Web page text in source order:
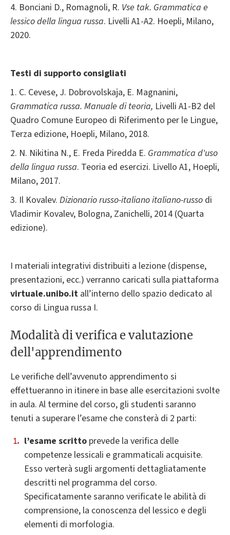
4. Bonciani D., Romagnoli, R. Vse tak. Grammatica e
lessico della lingua russa. Livelli A1-A2. Hoepli, Milano,
2020.
Testi di supporto consigliati
1. C. Cevese, J. Dobrovolskaja, E. Magnanini,
Grammatica russa. Manuale di teoria, Livelli A1-B2 del
Quadro Comune Europeo di Riferimento per le Lingue,
Terza edizione, Hoepli, Milano, 2018.
2. N. Nikitina N., E. Freda Piredda E. Grammatica d'uso
della lingua russa. Teoria ed esercizi. Livello A1, Hoepli,
Milano, 2017.
3. Il Kovalev. Dizionario russo-italiano italiano-russo di
Vladimir Kovalev, Bologna, Zanichelli, 2014 (Quarta
edizione).
I materiali integrativi distribuiti a lezione (dispense,
presentazioni, ecc.) verranno caricati sulla piattaforma
virtuale.unibo.it all’interno dello spazio dedicato al
corso di Lingua russa I.
Modalità di verifica e valutazione
dell'apprendimento
Le verifiche dell’avvenuto apprendimento si
effettueranno in itinere in base alle esercitazioni svolte
in aula. Al termine del corso, gli studenti saranno
tenuti a superare l’esame che consterà di 2 parti:
l’esame scritto prevede la verifica delle
competenze lessicali e grammaticali acquisite.
Esso verterà sugli argomenti dettagliatamente
descritti nel programma del corso.
Specificatamente saranno verificate le abilità di
comprensione, la conoscenza del lessico e degli
elementi di morfologia.